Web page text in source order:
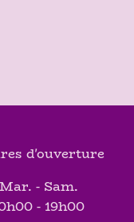
d'ouverture
Mar. - Sam.
- 19h00